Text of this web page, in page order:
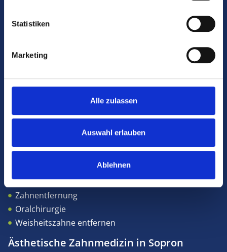
Statistiken
Marketing
Alle zulassen
Auswahl erlauben
Ablehnen
COVID-19 informationen
Diagnostik in Sopron
CBCT-Aufnahme
Implantologie in Sopron
All-on-4® Implantat
Wachsedierung
Kieferknochenaufbau (Sinus lifting)
Mundhygiene
Zahnentfernung
Oralchirurgie
Weisheitszahne entfernen
Ästhetische Zahnmedizin in Sopron